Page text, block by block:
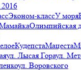
Эконом-классУ моря
Олимпийская
КудепстаМацеста
ул. Лысая Гораул.
ул. Воровского